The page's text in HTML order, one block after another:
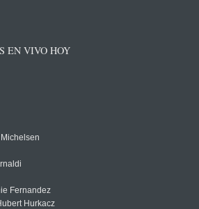
EN VIVO HOY
Fernandez
Hurkacz